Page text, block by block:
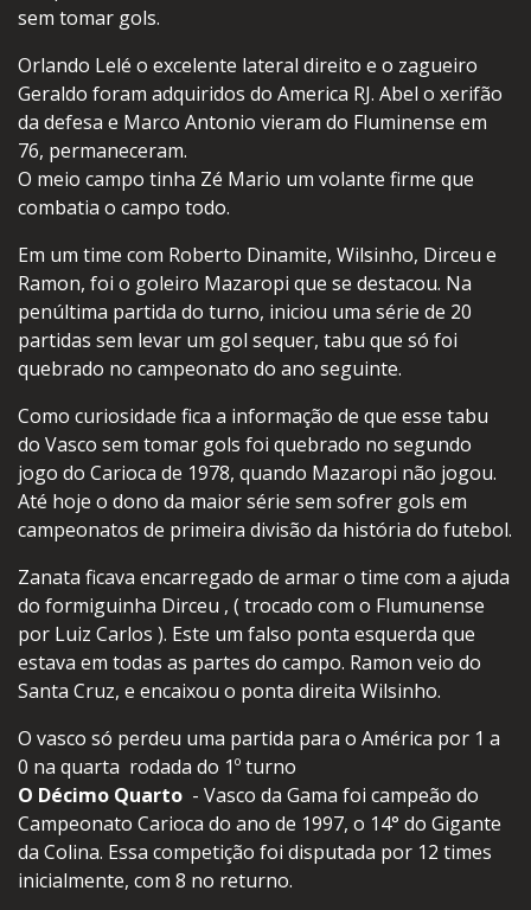
sem tomar gols.
Orlando Lelé o excelente lateral direito e o zagueiro
Geraldo foram adquiridos do America RJ. Abel o xerifão
da defesa e Marco Antonio vieram do Fluminense em
76, permaneceram.
O meio campo tinha Zé Mario um volante firme que
combatia o campo todo.
Em um time com Roberto Dinamite, Wilsinho, Dirceu e
Ramon, foi o goleiro Mazaropi que se destacou. Na
penúltima partida do turno, iniciou uma série de 20
partidas sem levar um gol sequer, tabu que só foi
quebrado no campeonato do ano seguinte.
Como curiosidade fica a informação de que esse tabu
do Vasco sem tomar gols foi quebrado no segundo
jogo do Carioca de 1978, quando Mazaropi não jogou.
Até hoje o dono da maior série sem sofrer gols em
campeonatos de primeira divisão da história do futebol.
Zanata ficava encarregado de armar o time com a ajuda
do formiguinha Dirceu , ( trocado com o Flumunense
por Luiz Carlos ). Este um falso ponta esquerda que
estava em todas as partes do campo. Ramon veio do
Santa Cruz, e encaixou o ponta direita Wilsinho.
O vasco só perdeu uma partida para o América por 1 a
0 na quarta rodada do 1º turno
O Décimo Quarto - Vasco da Gama foi campeão do
Campeonato Carioca do ano de 1997, o 14° do Gigante
da Colina. Essa competição foi disputada por 12 times
inicialmente, com 8 no returno.